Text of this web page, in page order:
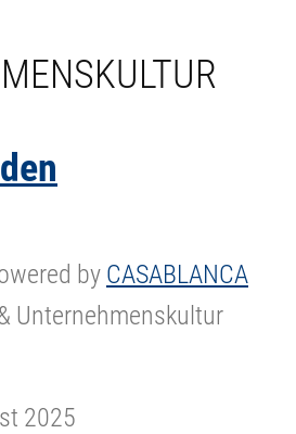
by CASABLANCA
Unternehmenskultur
2025